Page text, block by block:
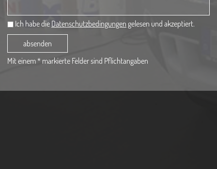
Ich habe die Datenschutzbedingungen gelesen und akzeptiert.
absenden
Mit einem * markierte Felder sind Pflichtangaben